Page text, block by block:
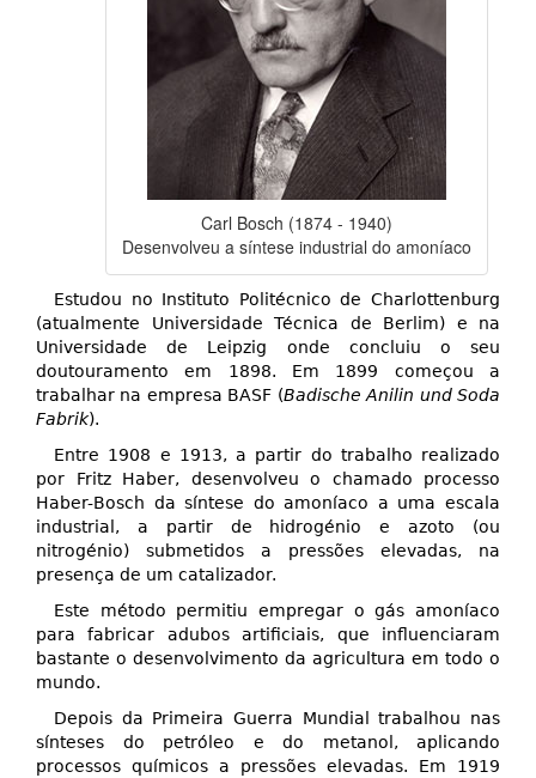
Carl Bosch (1874 - 1940)
Desenvolveu a síntese industrial do amoníaco
Estudou no Instituto Politécnico de Charlottenburg
(atualmente Universidade Técnica de Berlim) e na
Universidade de Leipzig onde concluiu o seu
doutouramento em 1898. Em 1899 começou a
trabalhar na empresa BASF (Badische Anilin und Soda
Fabrik).
Entre 1908 e 1913, a partir do trabalho realizado
por Fritz Haber, desenvolveu o chamado processo
Haber-Bosch da síntese do amoníaco a uma escala
industrial, a partir de hidrogénio e azoto (ou
nitrogénio) submetidos a pressões elevadas, na
presença de um catalizador.
Este método permitiu empregar o gás amoníaco
para fabricar adubos artificiais, que influenciaram
bastante o desenvolvimento da agricultura em todo o
mundo.
Depois da Primeira Guerra Mundial trabalhou nas
sínteses do petróleo e do metanol, aplicando
processos químicos a pressões elevadas. Em 1919